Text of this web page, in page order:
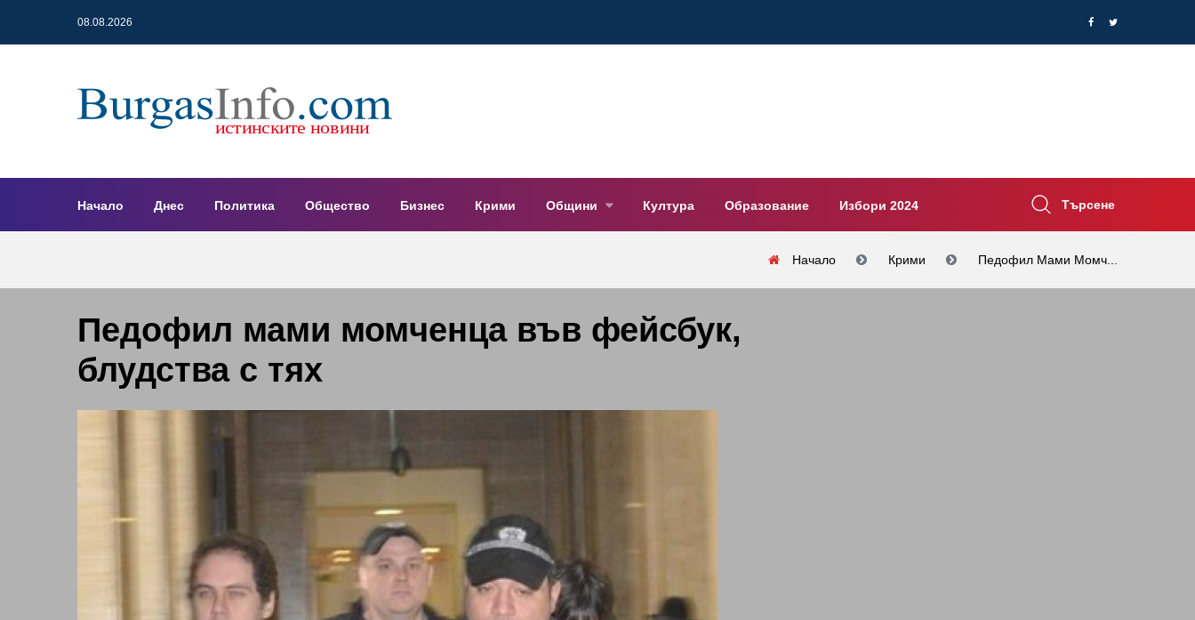
08.08.2026
Начало Днес Политика Общество Бизнес Крими Общини Култура Образование Избори 2024 Търсене
Начало Крими Педофил Мами Момч...
Педофил мами момченца във фейсбук,
блудства с тях